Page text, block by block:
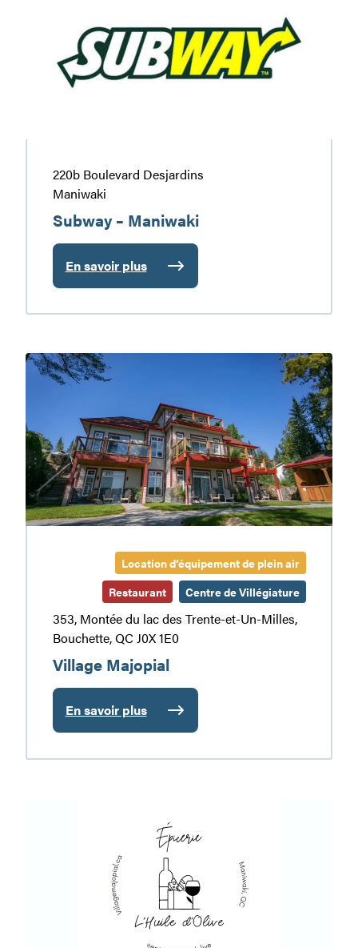
220b Boulevard Desjardins
Maniwaki
Subway – Maniwaki
En savoir plus
:
Subway
–
Village
Majopial
Location d’équipement de plein air
Restaurant
Centre de Villégiature
353, Montée du lac des Trente-et-Un-Milles,
Bouchette, QC J0X 1E0
Village Majopial
En savoir plus
:
Village
Majopial